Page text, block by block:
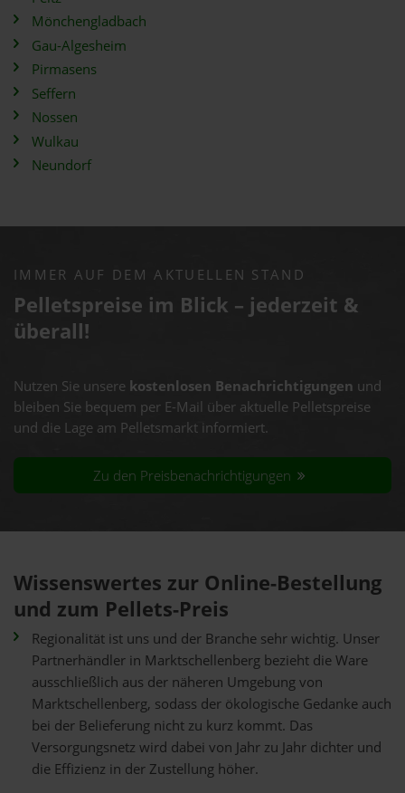
Mönchengladbach
Gau-Algesheim
Pirmasens
Seffern
Nossen
Wulkau
Neundorf
IMMER AUF DEM AKTUELLEN STAND
Pelletspreise im Blick – jederzeit &
überall!
Nutzen Sie unsere kostenlosen Benachrichtigungen und
bleiben Sie bequem per E-Mail über aktuelle Pelletspreise
und die Lage am Pelletsmarkt informiert.
Zu den Preisbenachrichtigungen
Wissenswertes zur Online-Bestellung
und zum Pellets-Preis
Regionalität ist uns und der Branche sehr wichtig. Unser
Partnerhändler in Marktschellenberg bezieht die Ware
ausschließlich aus der näheren Umgebung von
Marktschellenberg, sodass der ökologische Gedanke auch
bei der Belieferung nicht zu kurz kommt. Das
Versorgungsnetz wird dabei von Jahr zu Jahr dichter und
die Effizienz in der Zustellung höher.